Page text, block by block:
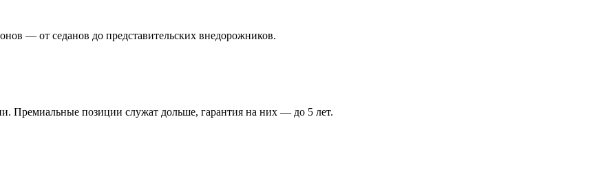
— от седанов до представительских внедорожников.
Премиальные позиции служат дольше, гарантия на них — до 5 лет.